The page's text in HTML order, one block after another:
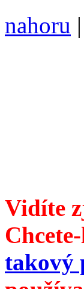
nahoru |
Vidíte
takový